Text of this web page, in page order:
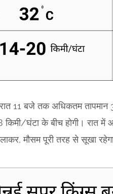
11 बजे तक अधिकतम तापमान
घंटा के बीच होगी। रात में
मौसम पूरी तरह से सूखा